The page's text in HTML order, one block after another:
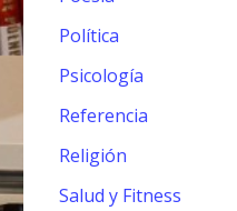
Política
Psicología
Referencia
Religión
Salud y Fitness